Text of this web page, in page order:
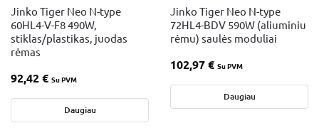
Jinko Tiger Neo N-type
60HL4-V-F8 490W,
stiklas/plastikas, juodas
rėmas
92,42€ Su PVM
Daugiau
Jinko Tiger Neo N-type
72HL4-BDV 590W (aliuminiu
rėmu) saulės moduliai
102,97€ Su PVM
Daugiau